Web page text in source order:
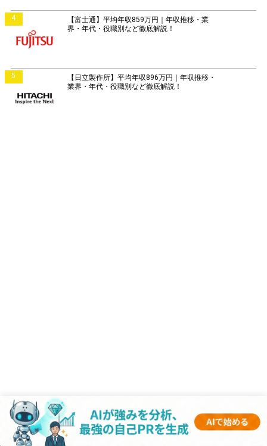
4
【富士通】平均年収859万円｜年収推移・業
界・年代・役職別など徹底解説！
5
【日立製作所】平均年収896万円｜年収推移・
業界・年代・役職別など徹底解説！